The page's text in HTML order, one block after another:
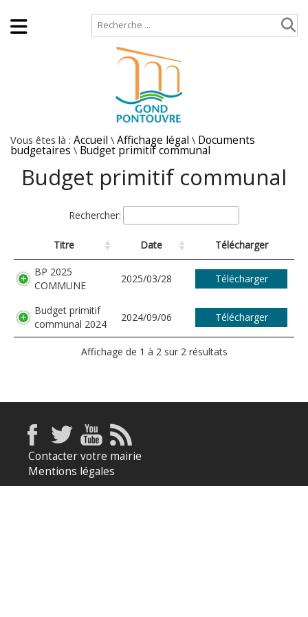
Vous êtes là : Accueil \ Affichage légal \ Documents
budgetaires \ Budget primitif communal
Budget primitif communal
Rechercher:
Titre Date Télécharger
BP 2025
COMMUNE
2025/03/28 Télécharger
Budget primitif
communal 2024
2024/09/06 Télécharger
Affichage de 1 à 2 sur 2 résultats
Contacter votre mairie
Mentions légales